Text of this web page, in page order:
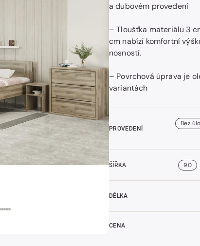
a dubovém provedení
– Tloušťka materiálu 3
cm nabízí komfortní
nosností.
– Povrchová úprava je
variantách
PROVEDENÍ
Bez
ŠÍŘKA 90
DÉLKA
CENA